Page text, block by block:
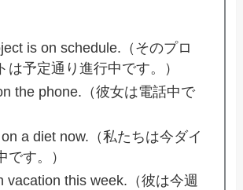
is on schedule.（そのプロ
は予定通り進行中です。）
the phone.（彼女は電話中で
a diet now.（私たちは今ダイ
です。）
vacation this week.（彼は今週